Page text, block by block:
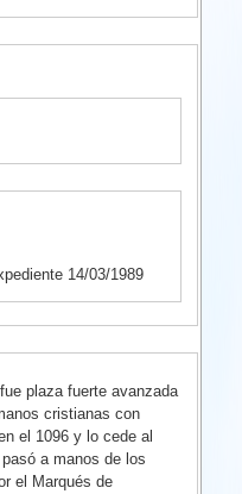
14/03/1989
plaza fuerte avanzada
cristianas con
y lo cede al
a manos de los
el Marqués de